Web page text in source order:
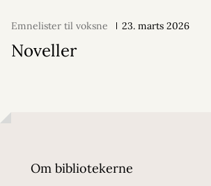
Emnelister til voksne 23. marts 2026
Noveller
Om bibliotekerne